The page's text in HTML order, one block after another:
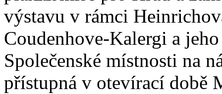
výstavu v rámci
Coudenhove-Kalergi a
Společenské místnosti na
přístupná v otevírací době